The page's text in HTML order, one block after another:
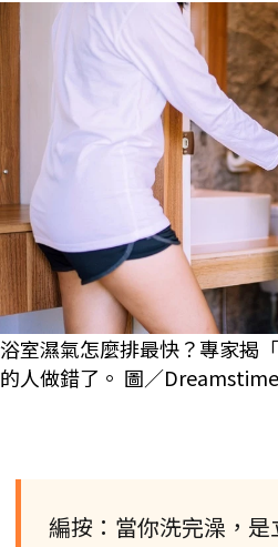
浴室濕氣怎麼排最快？專家揭
的人做錯了。 圖／
編按：當你洗完澡，